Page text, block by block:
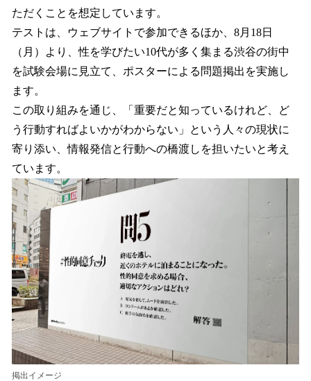
ただくことを想定しています。
テストは、ウェブサイトで参加できるほか、8月18日
（月）より、性を学びたい10代が多く集まる渋谷の街中
を試験会場に見立て、ポスターによる問題掲出を実施し
ます。
この取り組みを通じ、「重要だと知っているけれど、ど
う行動すればよいかがわからない」という人々の現状に
寄り添い、情報発信と行動への橋渡しを担いたいと考え
ています。
掲出イメージ